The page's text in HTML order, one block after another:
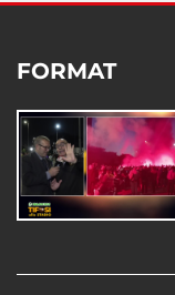
FORMAT